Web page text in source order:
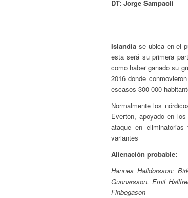
DT: Jorge Sampaoli
Islandia se ubica en el
esta será su primera
como haber ganado su
2016 donde
escasos 300 000
Normalmente los
Everton, apoyado en
ataque en
variantes
Alienación probable:
Hannes Halldorsson;
Gunnarsson, Emil
Finbogason